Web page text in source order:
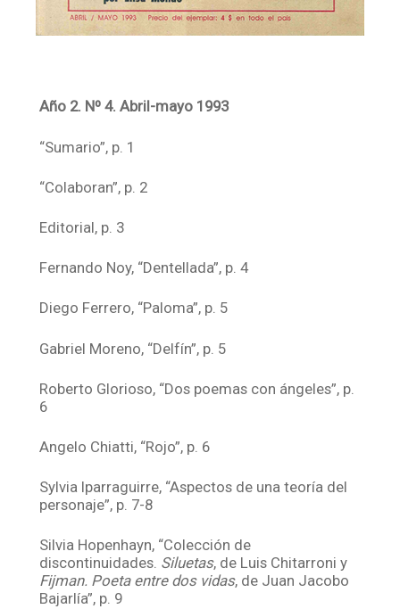
Año 2. Nº 4. Abril-mayo 1993
“Sumario”, p. 1
“Colaboran”, p. 2
Editorial, p. 3
Fernando Noy, “Dentellada”, p. 4
Diego Ferrero, “Paloma”, p. 5
Gabriel Moreno, “Delfín”, p. 5
Roberto Glorioso, “Dos poemas con ángeles”, p.
6
Angelo Chiatti, “Rojo”, p. 6
Sylvia Iparraguirre, “Aspectos de una teoría del
personaje”, p. 7-8
Silvia Hopenhayn, “Colección de
discontinuidades. Siluetas, de Luis Chitarroni y
Fijman. Poeta entre dos vidas, de Juan Jacobo
Bajarlía”, p. 9